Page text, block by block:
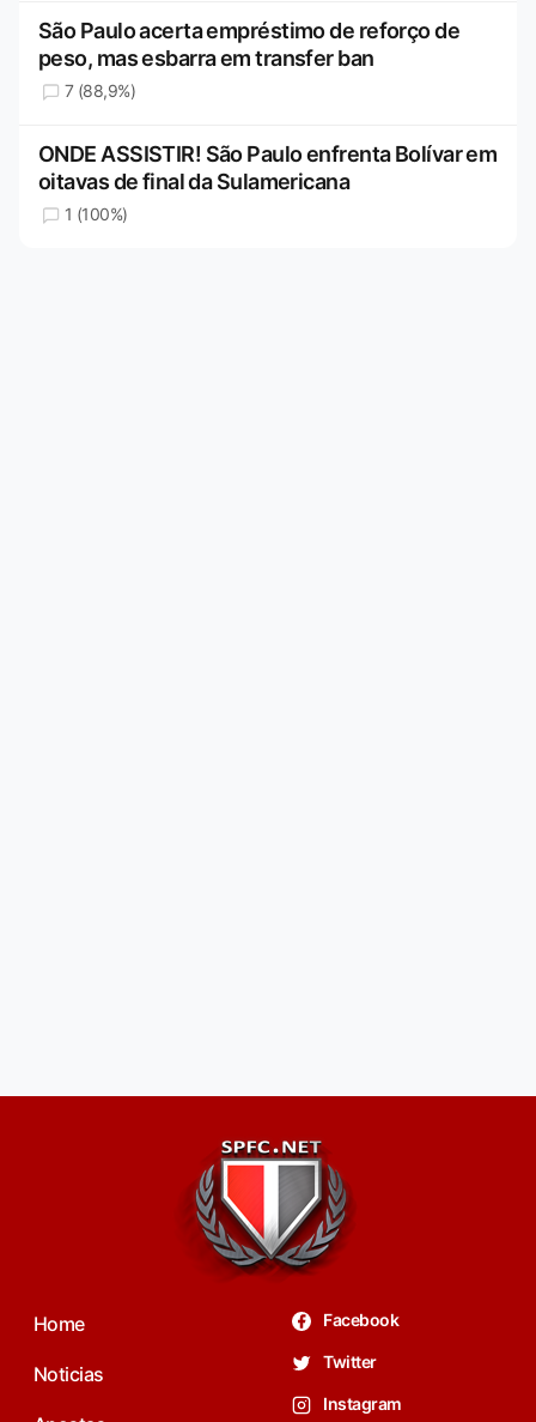
São Paulo acerta empréstimo de reforço de
peso, mas esbarra em transfer ban
7 (88,9%)
ONDE ASSISTIR! São Paulo enfrenta Bolívar em
oitavas de final da Sulamericana
1 (100%)
Home
Noticias
Facebook
Twitter
Instagram